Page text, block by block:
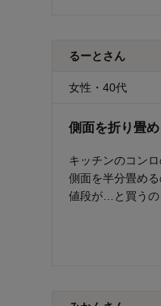
るーとさん
女性・40代
側面を折り畳
キッチンのコン
側面を半分畳め
値段が…と買うの